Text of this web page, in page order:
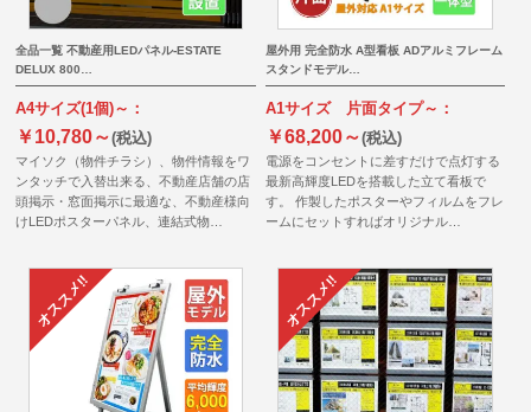
全品一覧 不動産用LEDパネル-ESTATE
DELUX 800…
A4サイズ(1個)～：
￥10,780～(税込)
マイソク（物件チラシ）、物件情報をワ
ンタッチで入替出来る、不動産店舗の店
頭掲示・窓面掲示に最適な、不動産様向
けLEDポスターパネル、連結式物…
屋外用 完全防水 A型看板 ADアルミフレーム
スタンドモデル…
A1サイズ 片面タイプ～：
￥68,200～(税込)
電源をコンセントに差すだけで点灯する
最新高輝度LEDを搭載した立て看板で
す。 作製したポスターやフィルムをフレ
ームにセットすればオリジナル…